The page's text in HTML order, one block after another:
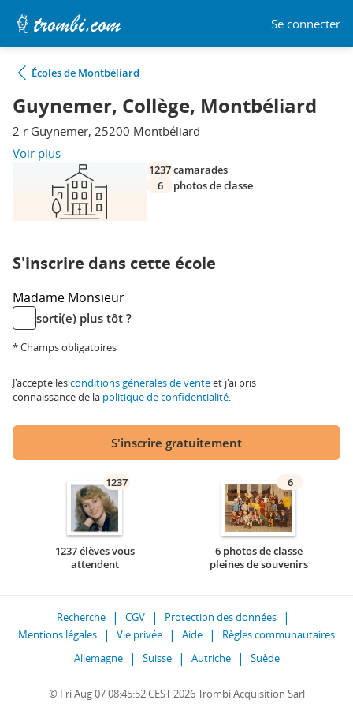
Se connecter
Écoles de Montbéliard
Guynemer, Collège, Montbéliard
2 r Guynemer, 25200 Montbéliard
Voir plus
1237camarades
6
photos de classe
S'inscrire dans cette école
Madame Monsieur
sorti(e) plus tôt ?
* Champs obligatoires
J'accepte lesconditions générales de venteet j'ai pris
connaissance de la politique de confidentialité.
S'inscrire gratuitement
1237
1237 élèves vous
attendent
6
6 photos de classe
pleines de souvenirs
Recherche CGV
Protection des données
Mentions légales
Vie privée Aide
Règles communautaires
Allemagne
Suisse Autriche Suède
© Fri Aug 07 08:45:52 CEST 2026 Trombi Acquisition Sarl